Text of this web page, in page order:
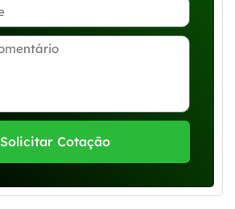
Solicitar Cotação